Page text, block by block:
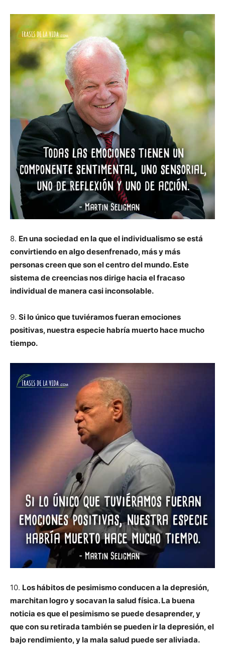
8. En una sociedad en la que el individualismo se está
convirtiendo en algo desenfrenado, más y más
personas creen que son el centro del mundo. Este
sistema de creencias nos dirige hacia el fracaso
individual de manera casi inconsolable.
9. Si lo único que tuviéramos fueran emociones
positivas, nuestra especie habría muerto hace mucho
tiempo.
10. Los hábitos de pesimismo conducen a la depresión,
marchitan logro y socavan la salud física. La buena
noticia es que el pesimismo se puede desaprender, y
que con su retirada también se pueden ir la depresión, el
bajo rendimiento, y la mala salud puede ser aliviada.